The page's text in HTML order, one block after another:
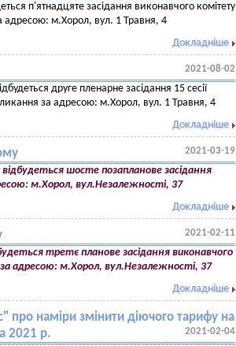
п'ятнадцяте засідання виконавчого комітету
адресою: м.Хорол, вул. 1 Травня, 4
Докладніше
2021-08-02
друге пленарне засідання 15 сесії
за адресою: м.Хорол, вул. 1 Травня, 4
Докладніше
2021-03-19
шосте позапланове засідання
м.Хорол, вул.Незалежності, 37
Докладніше
2021-02-11
третє планове засідання виконавчого
за адресою: м.Хорол, вул.Незалежності, 37
Докладніше
про наміри змінити діючого тарифу на
2021 р.
2021-02-04